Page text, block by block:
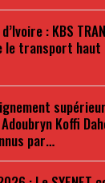
: KBS
le transport haut
Koffi
par…